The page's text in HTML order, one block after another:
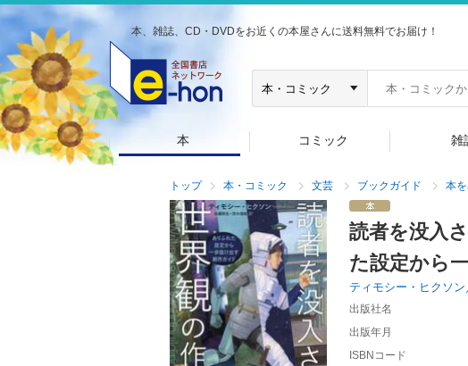
本、雑誌、CD・DVDをお近くの本屋さんに送料無料でお届け！
本 コミック 雑
トップ 本・コミック 文芸 ブックガイド 本
読者を没入
た設定から
ティモシー・ヒクソ
出版社名
出版年月
ISBNコード